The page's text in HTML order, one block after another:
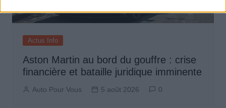
Actus Info
Aston Martin au bord du gouffre : crise
financière et bataille juridique imminente
Auto Pour Vous 5 août 2026 0